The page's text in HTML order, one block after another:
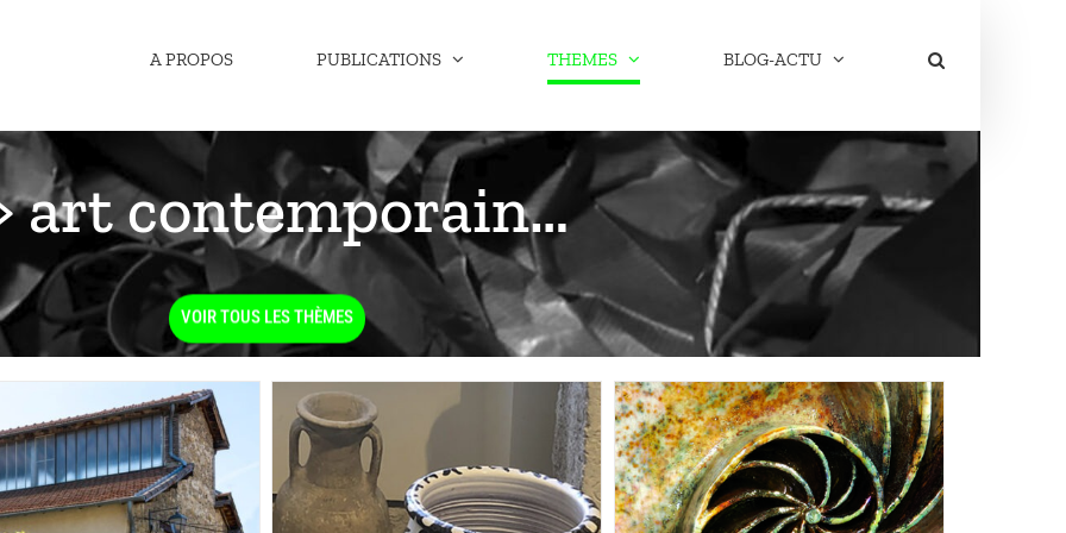
A PROPOS PUBLICATIONS THEMES BLOG-ACTU
art contemporain…
VOIR TOUS LES THÈMES